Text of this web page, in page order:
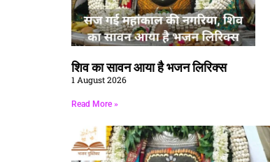
शिव का सावन आया है भजन लिरिक्स
1 August 2026
Read More »